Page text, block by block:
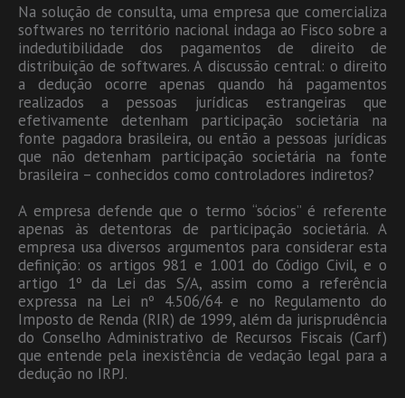
Na solução de consulta, uma empresa que comercializa
softwares no território nacional indaga ao Fisco sobre a
indedutibilidade dos pagamentos de direito de
distribuição de softwares. A discussão central: o direito
a dedução ocorre apenas quando há pagamentos
realizados a pessoas jurídicas estrangeiras que
efetivamente detenham participação societária na
fonte pagadora brasileira, ou então a pessoas jurídicas
que não detenham participação societária na fonte
brasileira – conhecidos como controladores indiretos?
A empresa defende que o termo “sócios” é referente
apenas às detentoras de participação societária. A
empresa usa diversos argumentos para considerar esta
definição: os artigos 981 e 1.001 do Código Civil, e o
artigo 1º da Lei das S/A, assim como a referência
expressa na Lei nº 4.506/64 e no Regulamento do
Imposto de Renda (RIR) de 1999, além da jurisprudência
do Conselho Administrativo de Recursos Fiscais (Carf)
que entende pela inexistência de vedação legal para a
dedução no IRPJ.